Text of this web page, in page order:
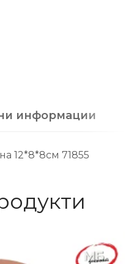
информации
12*8*8см 71855